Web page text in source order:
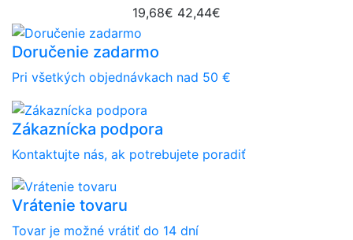
19,68€ 42,44€
Doručenie zadarmo
Pri všetkých objednávkach nad 50 €
Zákaznícka podpora
Kontaktujte nás, ak potrebujete poradiť
Vrátenie tovaru
Tovar je možné vrátiť do 14 dní